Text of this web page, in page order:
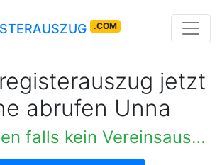
.COM
jetzt
abrufen Unna
Keine Kosten falls kein Vereinsauszug verfügbar